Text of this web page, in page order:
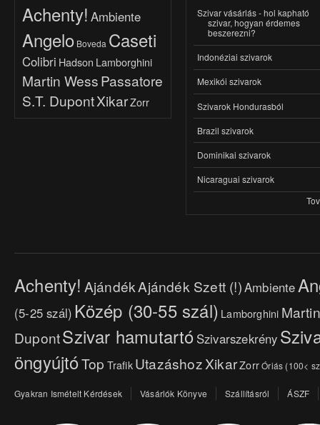
Achenty! Ambiente
Angelo Boveda Caseti
Colibri Hadson Lamborghini
Martin WessPassatore
S.T. DupontXikarZorr
Szivar vásárlás - hol kapható
szivar, hogyan érdemes
beszerezni?
Indonéziai szivarok
Mexikói szivarok
Szivarok Hondurasból
Brazil szivarok
Dominikai szivarok
Nicaraguai szivarok
Achenty! AjándékAjándék Szett (!)Ambiente
(5-25 szál) Közép (30-55 szál) Lamborghini
DupontSzivar hamutartó Szivarszekrény
öngyújtóTop TrafikUtazáshozXikarZorrÓriás (100<
Gyakran Ismételt Kérdések Vásárlók Könyve Szállításról ÁSZF